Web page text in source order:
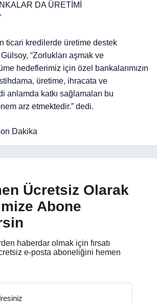
DA ÜRETİMİ
ticari kredilerde üretime destek
“Zorlukları aşmak ve
hedeflerimiz için özel bankalarımızın
üretime, ihracata ve
anlamda katkı sağlamaları bu
arz etmektedir.” dedi.
Dakika
Ücretsiz Olarak
Abone
haberdar olmak için fırsatı
e-posta aboneliğini hemen